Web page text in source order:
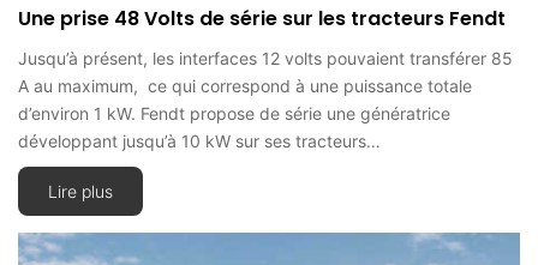
Une prise 48 Volts de série sur les tracteurs Fendt
Jusqu’à présent, les interfaces 12 volts pouvaient transférer 85
A au maximum, ce qui correspond à une puissance totale
d’environ 1 kW. Fendt propose de série une génératrice
développant jusqu’à 10 kW sur ses tracteurs…
Lire plus